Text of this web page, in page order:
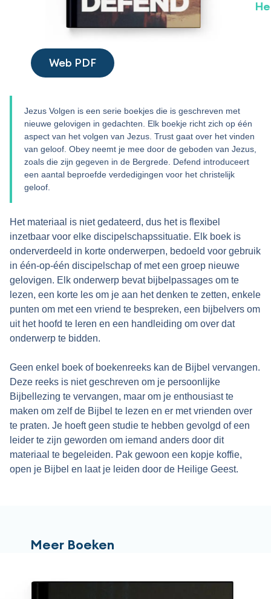
Web PDF
Jezus Volgen is een serie boekjes die is geschreven met
nieuwe gelovigen in gedachten. Elk boekje richt zich op één
aspect van het volgen van Jezus. Trust gaat over het vinden
van geloof. Obey neemt je mee door de geboden van Jezus,
zoals die zijn gegeven in de Bergrede. Defend introduceert
een aantal beproefde verdedigingen voor het christelijk
geloof.
Het materiaal is niet gedateerd, dus het is flexibel
inzetbaar voor elke discipelschapssituatie. Elk boek is
onderverdeeld in korte onderwerpen, bedoeld voor gebruik
in één-op-één discipelschap of met een groep nieuwe
gelovigen. Elk onderwerp bevat bijbelpassages om te
lezen, een korte les om je aan het denken te zetten, enkele
punten om met een vriend te bespreken, een bijbelvers om
uit het hoofd te leren en een handleiding om over dat
onderwerp te bidden.
Geen enkel boek of boekenreeks kan de Bijbel vervangen.
Deze reeks is niet geschreven om je persoonlijke
Bijbellezing te vervangen, maar om je enthousiast te
maken om zelf de Bijbel te lezen en er met vrienden over
te praten. Je hoeft geen studie te hebben gevolgd of een
leider te zijn geworden om iemand anders door dit
materiaal te begeleiden. Pak gewoon een kopje koffie,
open je Bijbel en laat je leiden door de Heilige Geest.
Meer Boeken